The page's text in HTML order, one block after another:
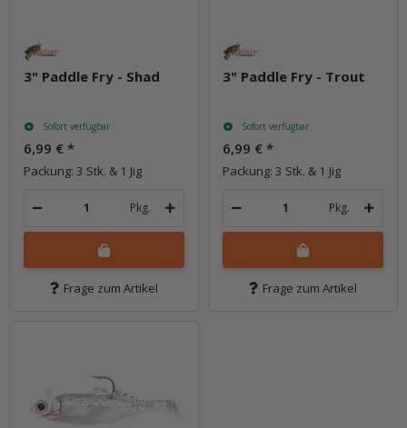
3" Paddle Fry - Shad
Sofort verfügbar
6,99 € *
Packung: 3 Stk. & 1 Jig
Pkg.
Frage zum Artikel
3" Paddle Fry - Trout
Sofort verfügbar
6,99 € *
Packung: 3 Stk. & 1 Jig
Pkg.
Frage zum Artikel